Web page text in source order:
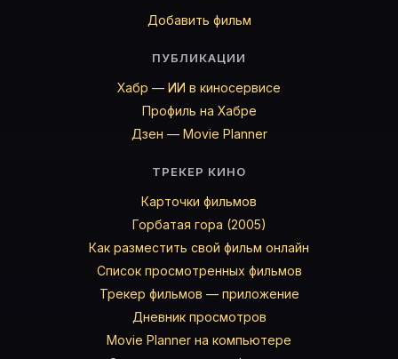
Добавить фильм
ПУБЛИКАЦИИ
Хабр — ИИ в киносервисе
Профиль на Хабре
Дзен — Movie Planner
ТРЕКЕР КИНО
Карточки фильмов
Горбатая гора (2005)
Как разместить свой фильм онлайн
Список просмотренных фильмов
Трекер фильмов — приложение
Дневник просмотров
Movie Planner на компьютере